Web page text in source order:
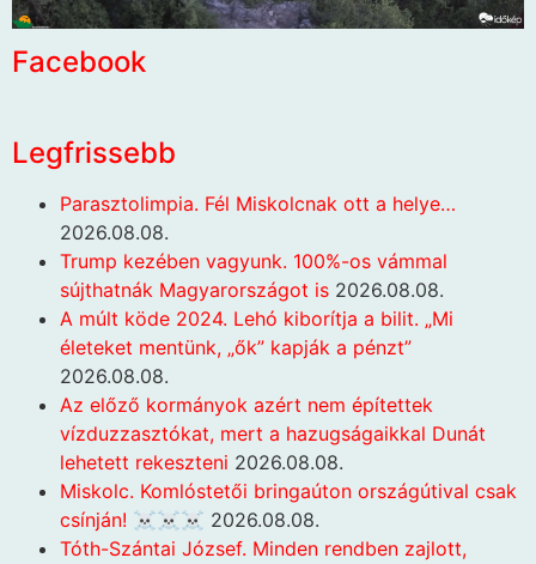
Facebook
Legfrissebb
Parasztolimpia. Fél Miskolcnak ott a helye…
2026.08.08.
Trump kezében vagyunk. 100%-os vámmal
sújthatnák Magyarországot is 2026.08.08.
A múlt köde 2024. Lehó kiborítja a bilit. „Mi
életeket mentünk, „ők” kapják a pénzt”
2026.08.08.
Az előző kormányok azért nem építettek
vízduzzasztókat, mert a hazugságaikkal Dunát
lehetett rekeszteni 2026.08.08.
Miskolc. Komlóstetői bringaúton országútival csak
csínján! ☠️☠️☠️ 2026.08.08.
Tóth-Szántai József. Minden rendben zajlott,